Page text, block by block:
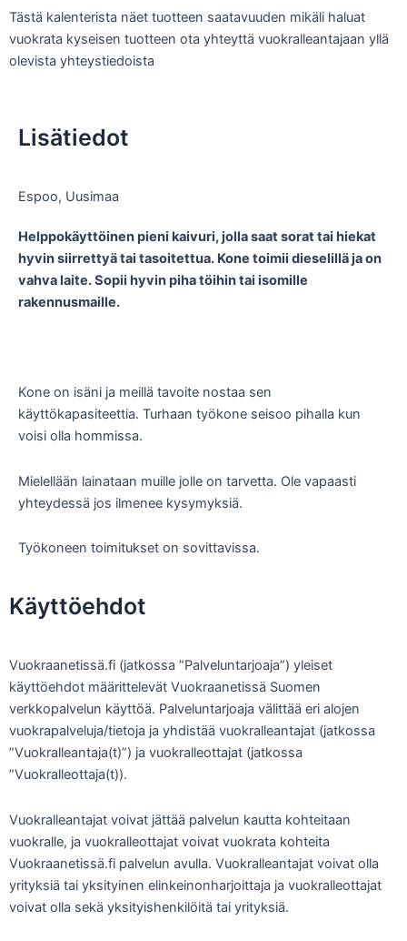
Tästä kalenterista näet tuotteen saatavuuden mikäli haluat
vuokrata kyseisen tuotteen ota yhteyttä vuokralleantajaan yllä
olevista yhteystiedoista
Lisätiedot
Espoo, Uusimaa
Helppokäyttöinen pieni kaivuri, jolla saat sorat tai hiekat
hyvin siirrettyä tai tasoitettua. Kone toimii dieselillä ja on
vahva laite. Sopii hyvin piha töihin tai isomille
rakennusmaille.
Kone on isäni ja meillä tavoite nostaa sen
käyttökapasiteettia. Turhaan työkone seisoo pihalla kun
voisi olla hommissa.
Mielellään lainataan muille jolle on tarvetta. Ole vapaasti
yhteydessä jos ilmenee kysymyksiä.
Työkoneen toimitukset on sovittavissa.
Käyttöehdot
Vuokraanetissä.fi (jatkossa ”Palveluntarjoaja”) yleiset
käyttöehdot määrittelevät Vuokraanetissä Suomen
verkkopalvelun käyttöä. Palveluntarjoaja välittää eri alojen
vuokrapalveluja/tietoja ja yhdistää vuokralleantajat (jatkossa
”Vuokralleantaja(t)”) ja vuokralleottajat (jatkossa
”Vuokralleottaja(t)).
Vuokralleantajat voivat jättää palvelun kautta kohteitaan
vuokralle, ja vuokralleottajat voivat vuokrata kohteita
Vuokraanetissä.fi palvelun avulla. Vuokralleantajat voivat olla
yrityksiä tai yksityinen elinkeinonharjoittaja ja vuokralleottajat
voivat olla sekä yksityishenkilöitä tai yrityksiä.